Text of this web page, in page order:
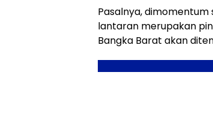
Pasalnya,
lantaran merupakan
Bangka Barat akan